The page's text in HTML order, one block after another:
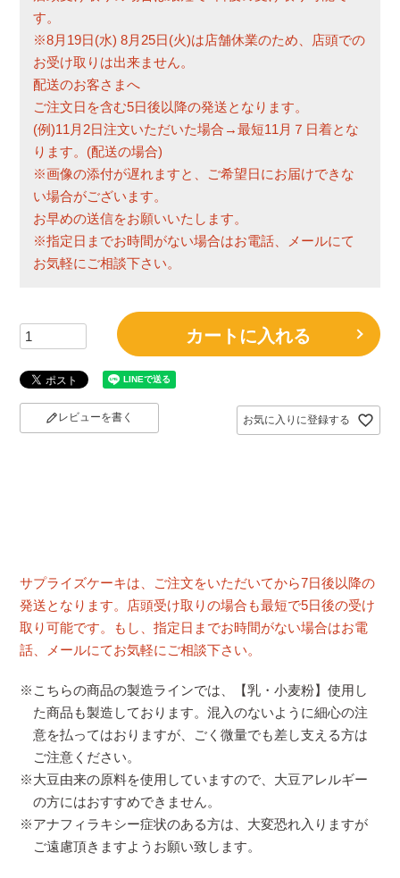
す。
※8月19日(水) 8月25日(火)は店舗休業のため、店頭での
お受け取りは出来ません。
配送のお客さまへ
ご注文日を含む5日後以降の発送となります。
(例)11月2日注文いただいた場合→最短11月７日着とな
ります。(配送の場合)
※画像の添付が遅れますと、ご希望日にお届けできな
い場合がございます。
お早めの送信をお願いいたします。
※指定日までお時間がない場合はお電話、メールにて
お気軽にご相談下さい。
お気に入りに登録する
カートに入れる
レビューを書く
サプライズケーキは、ご注文をいただいてから7日後以降の
発送となります。店頭受け取りの場合も最短で5日後の受け
取り可能です。もし、指定日までお時間がない場合はお電
話、メールにてお気軽にご相談下さい。
※こちらの商品の製造ラインでは、【乳・小麦粉】使用し
た商品も製造しております。混入のないように細心の注
意を払ってはおりますが、ごく微量でも差し支える方は
ご注意ください。
※大豆由来の原料を使用していますので、大豆アレルギー
の方にはおすすめできません。
※アナフィラキシー症状のある方は、大変恐れ入りますが
ご遠慮頂きますようお願い致します。